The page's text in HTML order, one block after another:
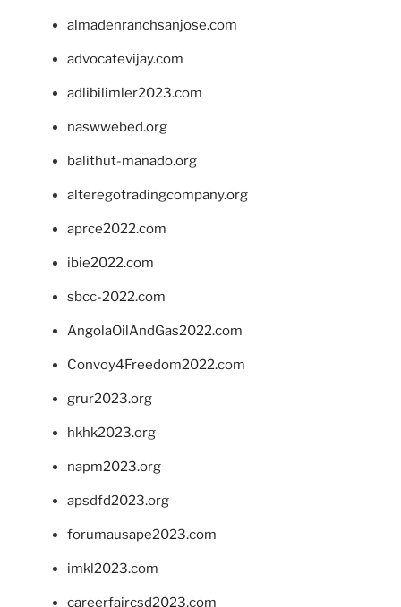
almadenranchsanjose.com
advocatevijay.com
adlibilimler2023.com
naswwebed.org
balithut-manado.org
alteregotradingcompany.org
aprce2022.com
ibie2022.com
sbcc-2022.com
AngolaOilAndGas2022.com
Convoy4Freedom2022.com
grur2023.org
hkhk2023.org
napm2023.org
apsdfd2023.org
forumausape2023.com
imkl2023.com
careerfaircsd2023.com